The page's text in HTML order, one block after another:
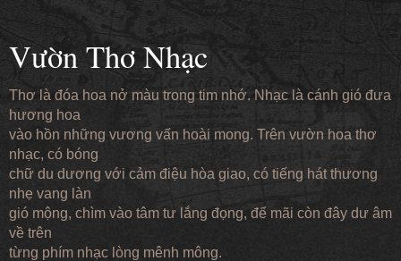
Vườn Thơ Nhạc
Thơ là đóa hoa nở màu trong tim nhớ. Nhạc là cánh gió đưa
hương hoa
vào hồn những vương vấn hoài mong. Trên vườn hoa thơ
nhạc, có bóng
chữ du dương với cảm điệu hòa giao, có tiếng hát thương
nhẹ vang làn
gió mộng, chìm vào tâm tư lắng đọng, để mãi còn đây dư âm
về trên
từng phím nhạc lòng mênh mông.